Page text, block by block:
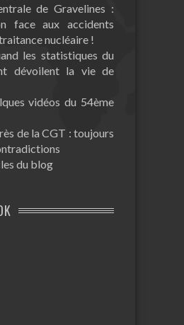
de Gravelines :
face aux accidents
nucléaire !
les statistiques du
dévoilent la vie de
vidéos du 54ème
de la CGT : toujours
du blog